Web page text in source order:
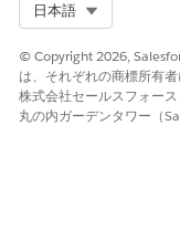
日本語
© Copyright 2026,
は、それぞれの商標所有者
株式会社セールスフォー
丸の内ガーデンタワー（